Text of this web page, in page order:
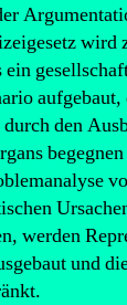
wird
ein
den
werden
und